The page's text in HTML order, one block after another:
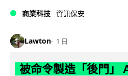
商業科技 資訊保安
Lawton 1 日
被命令製造「後門」